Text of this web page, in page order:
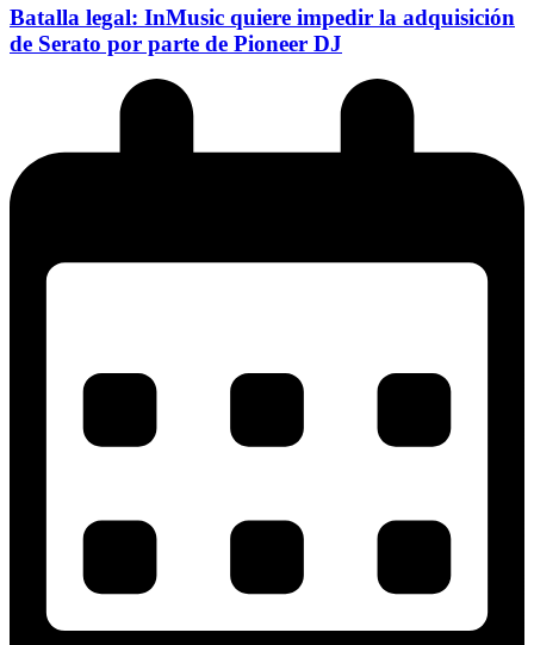
Batalla legal: InMusic quiere impedir la adquisición
de Serato por parte de Pioneer DJ